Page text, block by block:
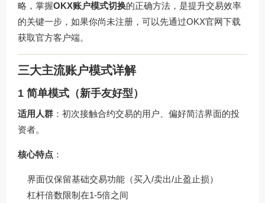
略，掌握OKX账户模式切换的正确方法，是提升交易效率
的关键一步，如果你尚未注册，可以先通过OKX官网下载
获取官方客户端。
三大主流账户模式详解
1 简单模式（新手友好型）
适用人群 ：初次接触合约交易的用户、偏好简洁界面的投
资者。
核心特点 ：
界面仅保留基础交易功能（买入/卖出/止盈止损）
杠杆倍数限制在1-5倍之间